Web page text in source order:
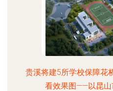
贵溪将建5所学校保障花
看效果图——以昆山